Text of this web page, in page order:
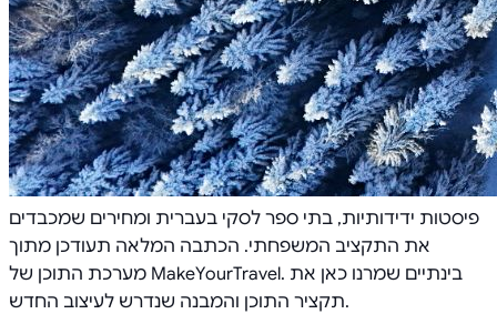
פיסטות ידידותיות, בתי ספר לסקי בעברית ומחירים שמכבדים
את התקציב המשפחתי. הכתבה המלאה תעודכן מתוך
מערכת התוכן של MakeYourTravel. בינתיים שמרנו כאן את
תקציר התוכן והמבנה שנדרש לעיצוב החדש.